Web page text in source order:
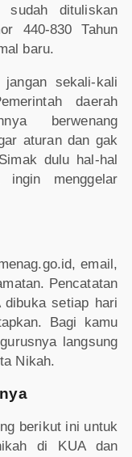
sudah dituliskan
440-830 Tahun
baru.
sekali-kali
daerah
berwenang
aturan dan gak
dulu hal-hal
menggelar
email,
Pencatatan
dibuka setiap hari
Bagi kamu
langsung
Nikah.
berikut ini untuk
di KUA dan